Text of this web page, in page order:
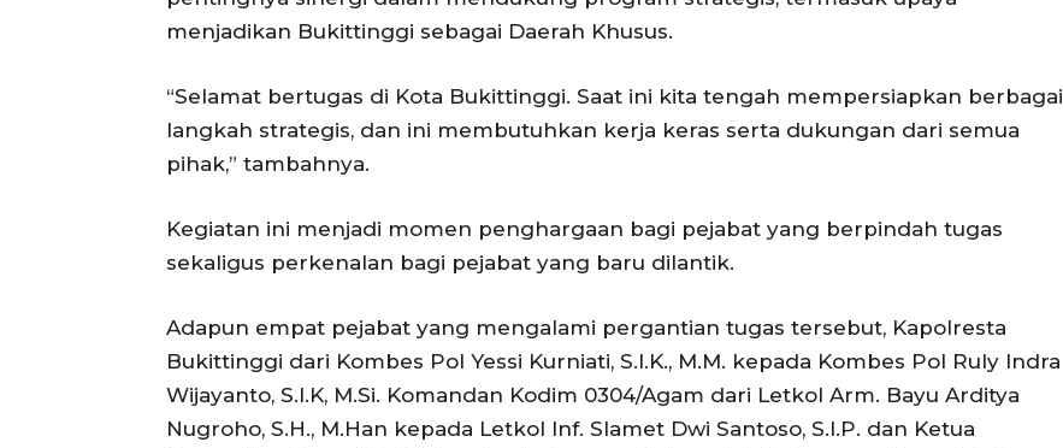
menjadikan Bukittinggi sebagai Daerah Khusus.
“Selamat bertugas di Kota Bukittinggi. Saat ini kita tengah mempersiapkan berbagai
langkah strategis, dan ini membutuhkan kerja keras serta dukungan dari semua
pihak,” tambahnya.
Kegiatan ini menjadi momen penghargaan bagi pejabat yang berpindah tugas
sekaligus perkenalan bagi pejabat yang baru dilantik.
Adapun empat pejabat yang mengalami pergantian tugas tersebut, Kapolresta
Bukittinggi dari Kombes Pol Yessi Kurniati, S.I.K., M.M. kepada Kombes Pol Ruly Indra
Wijayanto, S.I.K, M.Si. Komandan Kodim 0304/Agam dari Letkol Arm. Bayu Arditya
Nugroho, S.H., M.Han kepada Letkol Inf. Slamet Dwi Santoso, S.I.P. dan Ketua